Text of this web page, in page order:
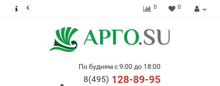
0 0
По будням с 9:00 до 18:00
8(495) 128-89-95